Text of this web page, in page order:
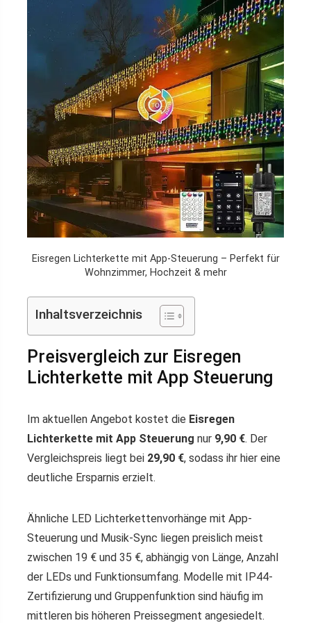
Eisregen Lichterkette mit App-Steuerung – Perfekt für
Wohnzimmer, Hochzeit & mehr
Inhaltsverzeichnis
Preisvergleich zur Eisregen
Lichterkette mit App Steuerung
Im aktuellen Angebot kostet die Eisregen
Lichterkette mit App Steuerung nur 9,90 €. Der
Vergleichspreis liegt bei 29,90 €, sodass ihr hier eine
deutliche Ersparnis erzielt.
Ähnliche LED Lichterkettenvorhänge mit App-
Steuerung und Musik-Sync liegen preislich meist
zwischen 19 € und 35 €, abhängig von Länge, Anzahl
der LEDs und Funktionsumfang. Modelle mit IP44-
Zertifizierung und Gruppenfunktion sind häufig im
mittleren bis höheren Preissegment angesiedelt.